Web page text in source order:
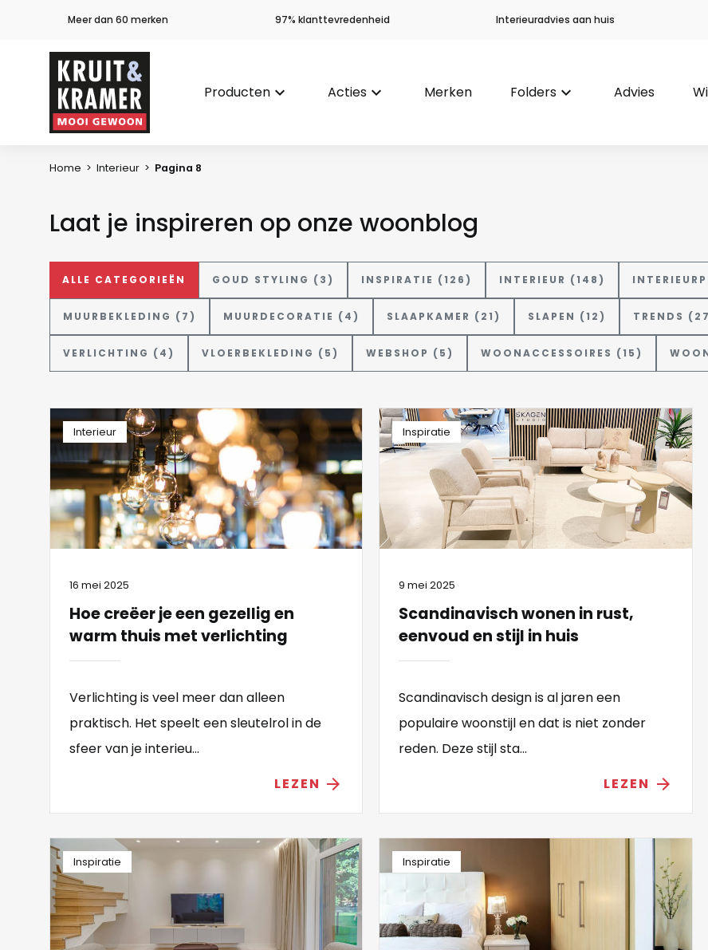
Meer dan 60 merken 97% klanttevredenheid Interieuradvies aan huis
Producten keyboard_arrow_down Acties keyboard_arrow_down Merken Folders keyboard_arrow_down Advies
Home > Interieur > Pagina 8
Laat je inspireren op onze woonblog
ALLE CATEGORIEËN GOUD STYLING (3) INSPIRATIE (126) INTERIEUR (148)
MUURBEKLEDING (7) MUURDECORATIE (4) SLAAPKAMER (21) SLAPEN (12) TRENDS
VERLICHTING (4) VLOERBEKLEDING (5) WEBSHOP (5) WOONACCESSOIRES (15)
Interieur
16 mei 2025
Hoe creëer je een gezellig en
warm thuis met verlichting
Verlichting is veel meer dan alleen
praktisch. Het speelt een sleutelrol in de
sfeer van je interieu...
LEZEN arrow_forward
Inspiratie
9 mei 2025
Scandinavisch wonen in rust,
eenvoud en stijl in huis
Scandinavisch design is al jaren een
populaire woonstijl en dat is niet zonder
reden. Deze stijl sta...
LEZEN arrow_forward
Inspiratie Inspiratie